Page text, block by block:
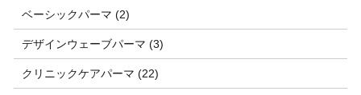
ベーシックパーマ (2)
デザインウェーブパーマ (3)
クリニックケアパーマ (22)